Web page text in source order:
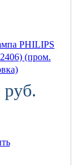
PHILIPS
(пром.
руб.